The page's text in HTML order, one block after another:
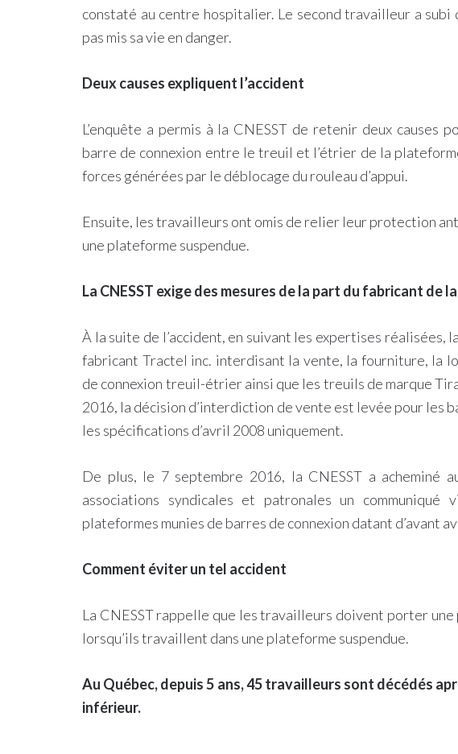
constaté au centre hospitalier. Le second travailleur a subi
pas mis sa vie en danger.
Deux causes expliquent l’accident
L’enquête a permis à la CNESST de retenir deux causes
barre de connexion entre le treuil et l’étrier de la
forces générées par le déblocage du rouleau d’appui.
Ensuite, les travailleurs ont omis de relier leur protection
une plateforme suspendue.
La CNESST exige des mesures de la part du fabricant de
À la suite de l’accident, en suivant les expertises réalisées,
fabricant Tractel inc. interdisant la vente, la fourniture, la
de connexion treuil-étrier ainsi que les treuils de marque
2016, la décision d’interdiction de vente est levée pour les
les spécifications d’avril 2008 uniquement.
De plus, le 7 septembre 2016, la CNESST a acheminé
associations syndicales et patronales un
plateformes munies de barres de connexion datant d’avant
Comment éviter un tel accident
La CNESST rappelle que les travailleurs doivent porter
lorsqu’ils travaillent dans une plateforme suspendue.
Au Québec, depuis 5 ans, 45 travailleurs sont décédés
inférieur.